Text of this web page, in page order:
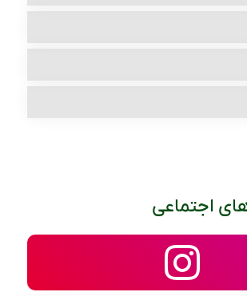
اجتماعی